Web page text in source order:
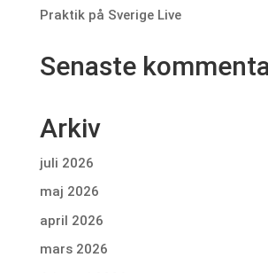
Praktik på Sverige Live
Senaste
Arkiv
juli 2026
maj 2026
april 2026
mars 2026